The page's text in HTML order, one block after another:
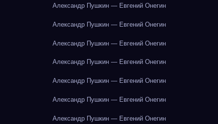
Александр Пушкин — Евгений Онегин
Александр Пушкин — Евгений Онегин
Александр Пушкин — Евгений Онегин
Александр Пушкин — Евгений Онегин
Александр Пушкин — Евгений Онегин
Александр Пушкин — Евгений Онегин
Александр Пушкин — Евгений Онегин